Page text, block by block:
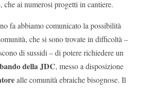
che ai numerosi progetti in cantiere.
fa abbiamo comunicato la possibilità
che si sono trovate in difficoltà –
di sussidi – di potere richiedere un
bando della JDC, messo a disposizione
alle comunità ebraiche bisognose. Il